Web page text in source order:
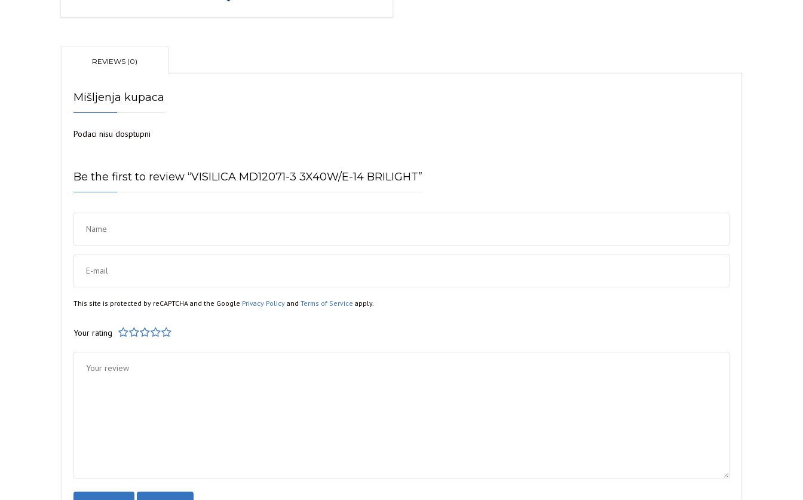
REVIEWS (0)
Mišljenja kupaca
Podaci nisu dosptupni
Be the first to review “VISILICA MD12071-3 3X40W/E-14 BRILIGHT”
This site is protected by reCAPTCHA and the Google Privacy Policy and Terms of Service apply.
Your rating
1 2 3 4 5